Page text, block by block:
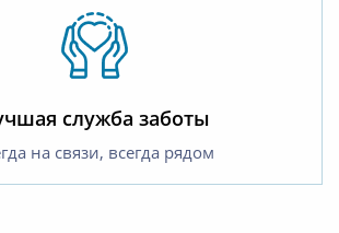
служба заботы
на связи, всегда рядом